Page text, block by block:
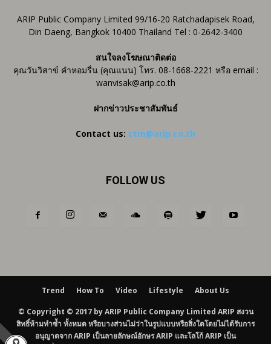
ARIP Public Company Limited 99/16-20 Ratchadapisek Road,
Din Daeng, Bangkok 10400 Thailand Tel : 0-2642-3400
สนใจลงโฆษณาติดต่อ
คุณวันวิสาข์ คำหอมรื่น (คุณแนน) โทร. 08-1668-2221 หรือ email :
wanvisak@arip.co.th
ฝากข่าวประชาสัมพันธ์
Contact us: ctm@arip.co.th
FOLLOW US
Trend How To Video Lifestyle About Us
© Copyright © 2017 by ARIP Public Company Limited ARIP สงวน
สิทธิ์ห้ามทำซ้ำ ทั้งหมด หรือบางส่วนไม่ว่าในรูปแบบหรือสิ่งใดโดยไม่ได้รับการ
อนุญาตจาก ARIP เป็นลายลักษณ์อักษร ARIP และโลโก้ ARIP เป็น